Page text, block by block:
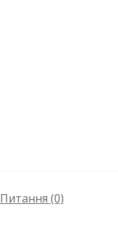
Питання (0)